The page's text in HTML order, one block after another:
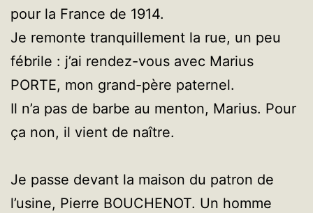
pour la France de 1914.
Je remonte tranquillement la rue, un peu
fébrile : j’ai rendez-vous avec Marius
PORTE, mon grand-père paternel.
Il n’a pas de barbe au menton, Marius. Pour
ça non, il vient de naître.
Je passe devant la maison du patron de
l’usine, Pierre BOUCHENOT. Un homme